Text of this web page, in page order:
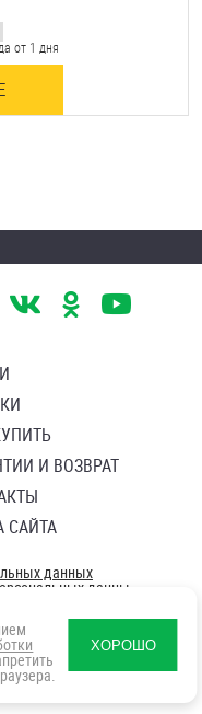
от 1 дня
И ВОЗВРАТ
САЙТА
данных
данны
ХОРОШО